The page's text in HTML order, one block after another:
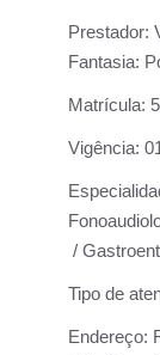
Prestador:
Fantasia:
Matrícula:
Vigência:
/
Tipo de
Endereço: